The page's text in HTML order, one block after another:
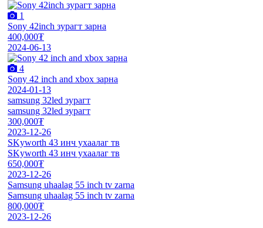
1
Sony 42inch зурагт зарна
400,000₮
2024-06-13
4
Sony 42 inch and xbox зарна
2024-01-13
samsung 32led зурагт
samsung 32led зурагт
300,000₮
2023-12-26
SKyworth 43 инч ухаалаг тв
SKyworth 43 инч ухаалаг тв
650,000₮
2023-12-26
Samsung uhaalag 55 inch tv zarna
Samsung uhaalag 55 inch tv zarna
800,000₮
2023-12-26